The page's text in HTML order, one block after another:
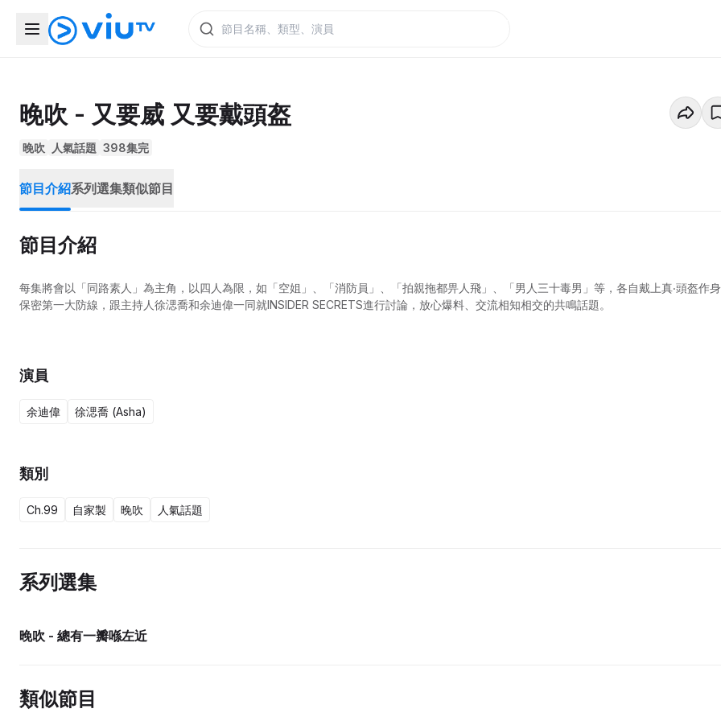
晚吹 - 又要威 又要戴頭盔
晚吹 人氣話題 398集完
節目介紹系列選集類似節目
節目介紹
每集將會以「同路素人」為主角，以四人為限，如「空姐」、「消防員」、「拍親拖都畀人飛」、「男人三十毒男」等，各自戴上真‧頭盔作
保密第一大防線，跟主持人徐㴓喬和余迪偉一同就INSIDER SECRETS進行討論，放心爆料、交流相知相交的共鳴話題。
演員
余迪偉 徐㴓喬 (Asha)
類別
Ch.99 自家製 晚吹 人氣話題
系列選集
晚吹 - 總有一瓣喺左近
類似節目